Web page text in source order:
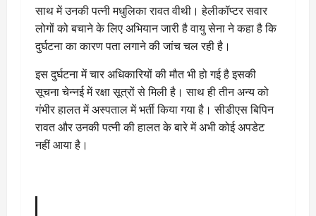
साथ में उनकी पत्नी मधुलिका रावत वीथी। हेलीकॉप्टर सवार
लोगों को बचाने के लिए अभियान जारी है वायु सेना ने कहा है कि
दुर्घटना का कारण पता लगाने की जांच चल रही है।
इस दुर्घटना में चार अधिकारियों की मौत भी हो गई है इसकी
सूचना चेन्नई में रक्षा सूत्रों से मिली है। साथ ही तीन अन्य को
गंभीर हालत में अस्पताल में भर्ती किया गया है। सीडीएस बिपिन
रावत और उनकी पत्नी की हालत के बारे में अभी कोई अपडेट
नहीं आया है।